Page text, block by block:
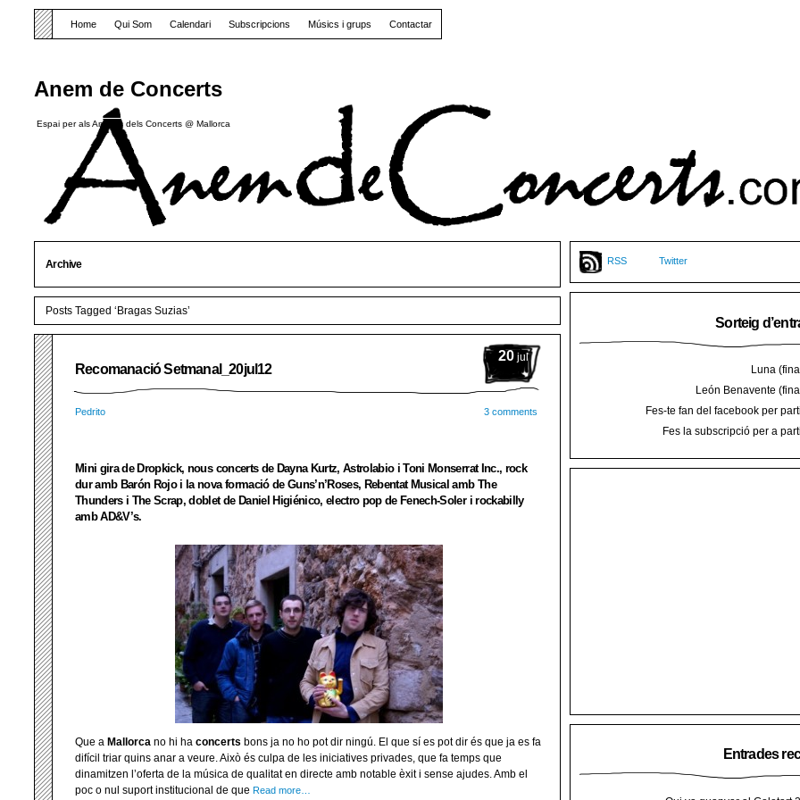
Anem de Concerts
Espai per als Amants dels Concerts @ Mallorca
Home Qui Som Calendari Subscripcions Músics i grups Contactar
Archive
Posts Tagged ‘Bragas Suzias’
20 jul
Recomanació Setmanal_20jul12
Pedrito 3 comments
Mini gira de Dropkick, nous concerts de Dayna Kurtz, Astrolabio i Toni Monserrat Inc., rock
dur amb Barón Rojo i la nova formació de Guns’n’Roses, Rebentat Musical amb The
Thunders i The Scrap, doblet de Daniel Higiénico, electro pop de Fenech-Soler i rockabilly
amb AD&V’s.
Que a Mallorca no hi ha concerts bons ja no ho pot dir ningú. El que sí es pot dir és que ja es fa
difícil triar quins anar a veure. Això és culpa de les iniciatives privades, que fa temps que
dinamitzen l’oferta de la música de qualitat en directe amb notable èxit i sense ajudes. Amb el
poc o nul suport institucional de que Read more…
RSS Twitter
Sorteig
Luna
León Benavente
Fes-te fan del facebook per
Fes la subscripció per a
Entrades